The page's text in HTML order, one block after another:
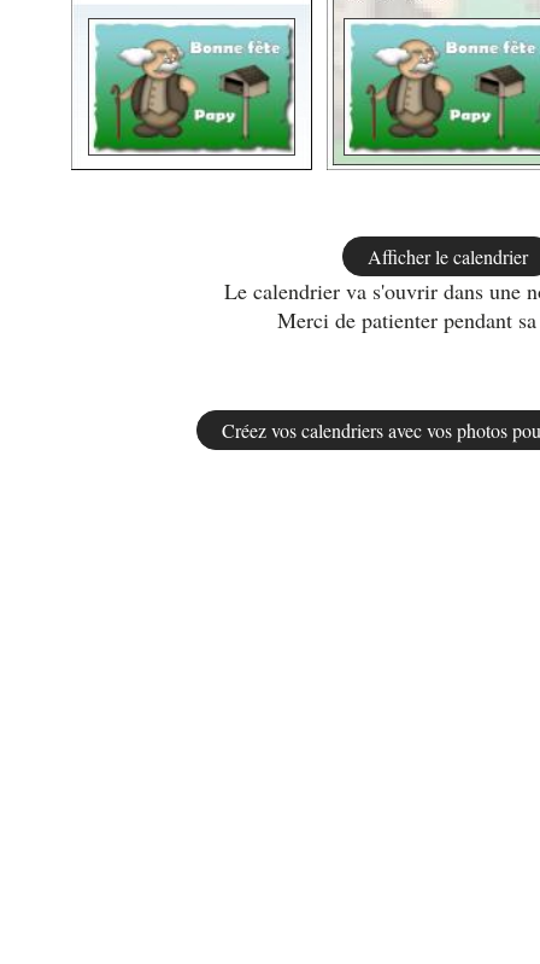
Le calendrier va s'ouvrir dans une
Merci de patienter pendant